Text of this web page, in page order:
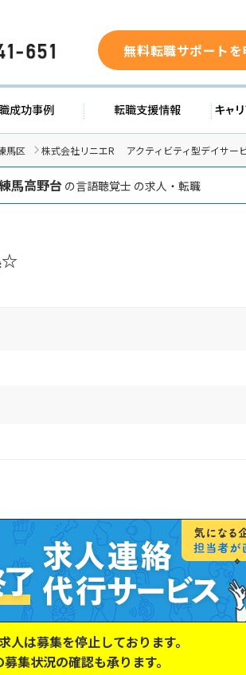
0120-941-651 無料転職サポート
転職成功事例 転職支
馬区 株式会社リニエR アクティビティ型デイサー
馬高野台 の言語聴覚士 の求人・転職
☆
人は募集を停止しております。
集状況の確認も承ります。